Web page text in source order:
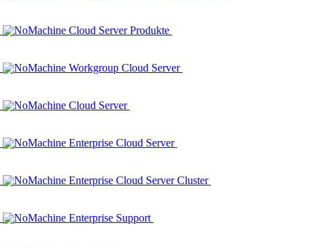
NoMachine Cloud Server Produkte
NoMachine Workgroup Cloud Server
NoMachine Cloud Server
NoMachine Enterprise Cloud Server
NoMachine Enterprise Cloud Server Cluster
NoMachine Enterprise Support